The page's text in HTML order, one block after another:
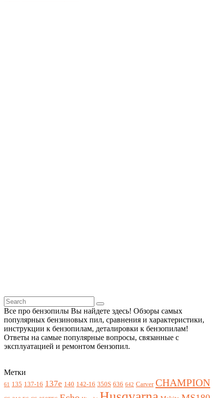
Все про бензопилы Вы найдете здесь! Обзоры самых
популярных бензиновых пил, сравнения и характеристики,
инструкции к бензопилам, деталировки к бензопилам!
Ответы на самые популярные вопросы, связанные с
эксплуатацией и ремонтом бензопил.
Метки
61 135 137-16 137e 140 142-16 350S 636 642 Carver CHAMPION